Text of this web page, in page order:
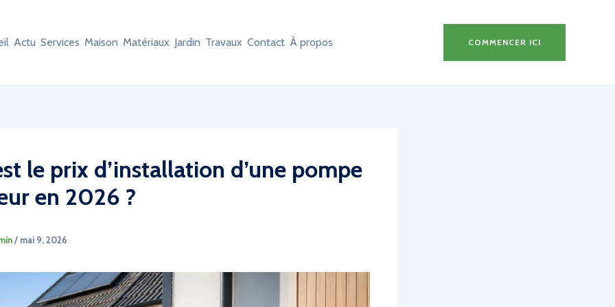
Actu Services Maison Matériaux Jardin Travaux Contact À propos COMMENCER ICI
le prix d’installation d’une pompe
en 2026 ?
/ mai 9, 2026